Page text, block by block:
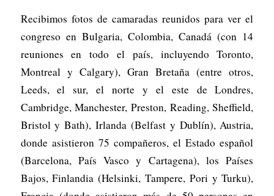
Recibimos fotos de camaradas reunidos para ver el
congreso en Bulgaria, Colombia, Canadá (con 14
reuniones en todo el país, incluyendo Toronto,
Montreal y Calgary), Gran Bretaña (entre otros,
Leeds, el sur, el norte y el este de Londres,
Cambridge, Manchester, Preston, Reading, Sheffield,
Bristol y Bath), Irlanda (Belfast y Dublín), Austria,
donde asistieron 75 compañeros, el Estado español
(Barcelona, País Vasco y Cartagena), los Países
Bajos, Finlandia (Helsinki, Tampere, Pori y Turku),